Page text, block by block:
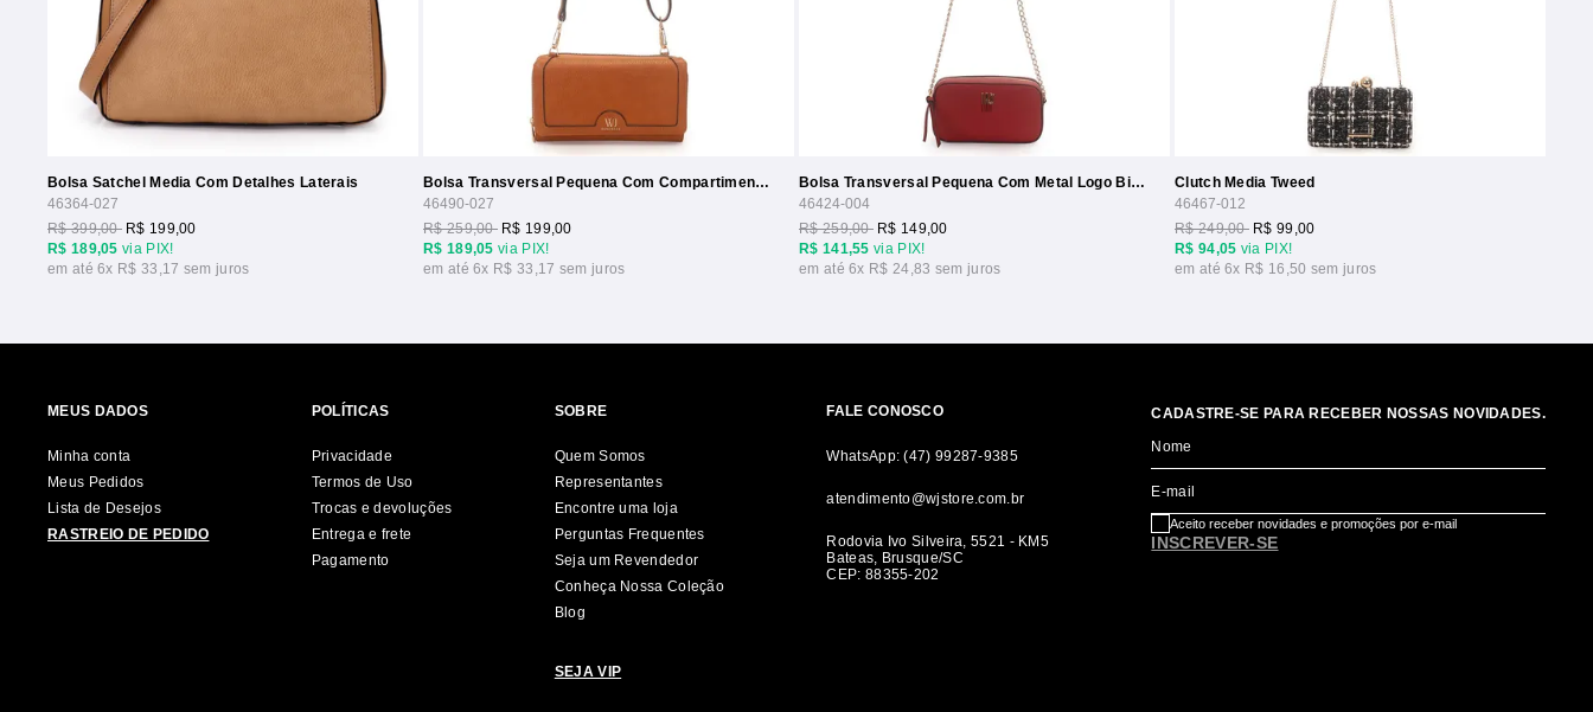
Bolsa Satchel Media Com Detalhes Laterais
46364-027
R$ 189,05 via PIX!
R$ 399,00 R$ 199,00
6x R$ 33,17
Bolsa Transversal Pequena Com Compartimentos
46490-027
R$ 189,05 via PIX!
R$ 259,00 R$ 199,00
6x R$ 33,17
Bolsa Transversal Pequena Com Metal Logo Bicolor
46424-004
R$ 141,55 via PIX!
R$ 259,00 R$ 149,00
6x R$ 24,83
Clutch Media Tweed
46467-012
R$ 94,05 via PIX!
R$ 249,00 R$ 99,00
6x R$ 16,50
MEUS DADOS
Minha conta
Meus Pedidos
Lista de Desejos
RASTREIO DE PEDIDO
POLÍTICAS
Privacidade
Termos de Uso
Trocas e devoluções
Entrega e frete
Pagamento
SOBRE
Quem Somos
Representantes
Encontre uma loja
Perguntas Frequentes
Seja um Revendedor
Conheça Nossa Coleção
Blog
SEJA VIP
FALE CONOSCO
WhatsApp: (47) 99287-9385
atendimento@wjstore.com.br
Rodovia Ivo Silveira, 5521 - KM5
Bateas, Brusque/SC
CEP: 88355-202
CADASTRE-SE PARA RECEBER NOSSAS NOVIDADES.
Nome
E-mail
INSCREVER-SE
Aceito receber novidades e promoções por e-mail